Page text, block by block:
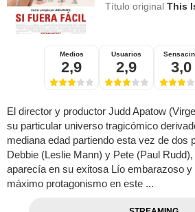
Título originalThis
Medios
2,9
Usuarios
2,9 3,0
El director y productor Judd Apatow
su particular universo tragicómico
mediana edad partiendo esta vez de dos
Debbie (Leslie Mann) y Pete (Paul
aparecía en su exitosa Lío embarazoso y
máximo protagonismo en este ...